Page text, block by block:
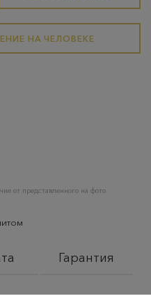
НА ЧЕЛОВЕКЕ
от представленного на фото
Гарантия